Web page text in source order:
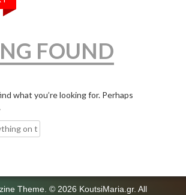
FOUND
what you’re looking for. Perhaps
Theme © 2026 KoutsiMaria.gr. All